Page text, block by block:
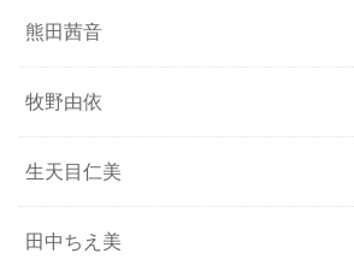
熊田茜音
牧野由依
生天目仁美
田中ちえ美